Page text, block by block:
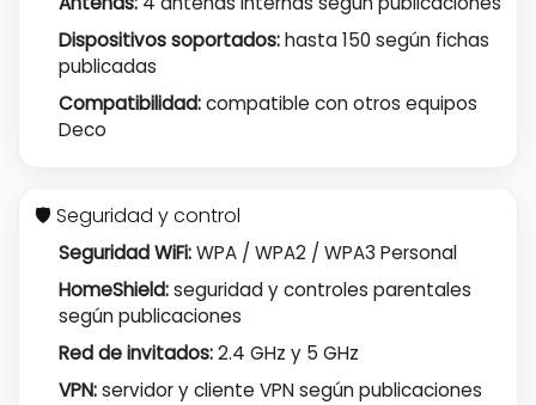
Dispositivos soportados:hasta 150 según fichas
publicadas
Compatibilidad:compatible con otros equipos
Deco
🛡️ Seguridad y control
Seguridad WiFi:WPA / WPA2 / WPA3 Personal
HomeShield:seguridad y controles parentales
según publicaciones
Red de invitados:2.4 GHz y 5 GHz
VPN:servidor y cliente VPN según publicaciones